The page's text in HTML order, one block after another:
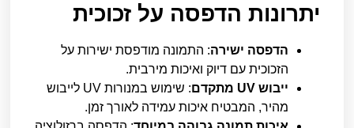
יתרונות הדפסה על זכוכית
הדפסה ישירה: התמונה מודפסת ישירות על
הזכוכית עם דיוק ואיכות מירבית.
ייבוש UV מתקדם
: שימוש במנורות UV לייבוש
מהיר, המבטיח איכות עמידה לאורך זמן.